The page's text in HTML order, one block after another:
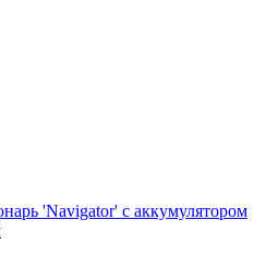
'Navigator' с аккумулятором